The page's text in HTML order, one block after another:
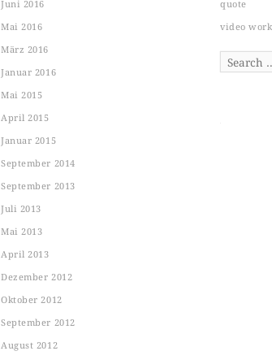
Juni 2016
Mai 2016
März 2016
Januar 2016
Mai 2015
April 2015
Januar 2015
September 2014
September 2013
Juli 2013
Mai 2013
April 2013
Dezember 2012
Oktober 2012
September 2012
August 2012
quote
video work
Search